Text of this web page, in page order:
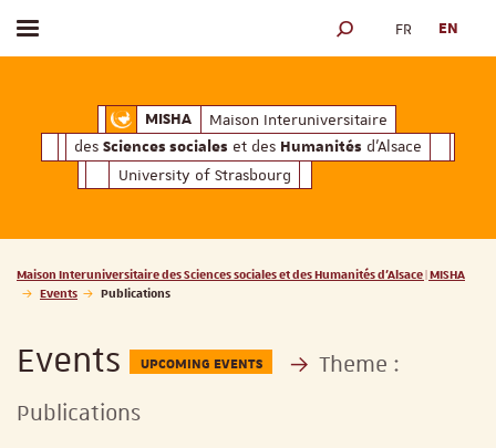
MISHAMaison Interuniversitaire des
Maison Interuniversitaire
des Sciences sociales et des Humanités d'Alsace
University of Strasbourg
Toggle menu SEARCH ENGINE
FR EN
Vous êtes ici :
Maison Interuniversitaire des Sciences sociales et des Humanités d'Alsace | MISHA
Events
Publications
Events UPCOMING EVENTS
Theme :
Publications